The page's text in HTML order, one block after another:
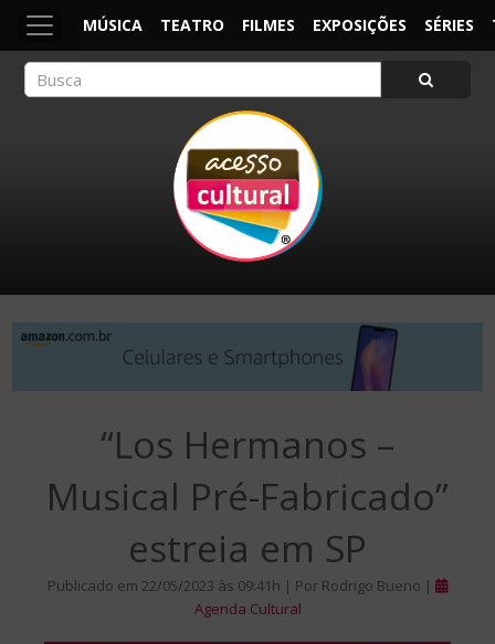
MÚSICA TEATRO FILMES EXPOSIÇÕES SÉRIES
“Los Hermanos –
Musical Pré-Fabricado”
estreia em SP
Publicado em 22/05/2023 às 09:41h | Por Rodrigo Bueno |
Agenda Cultural